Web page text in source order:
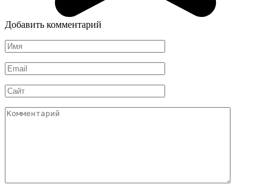
Добавить комментарий
Имя
*
Email
*
Сайт
Комментарий